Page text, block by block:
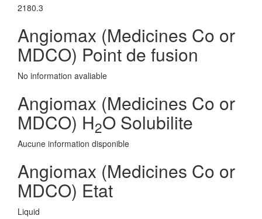
2180.3
Angiomax (Medicines Co or
MDCO) Point de fusion
No information avaliable
Angiomax (Medicines Co or
MDCO) H2O Solubilite
Aucune information disponible
Angiomax (Medicines Co or
MDCO) Etat
Liquid